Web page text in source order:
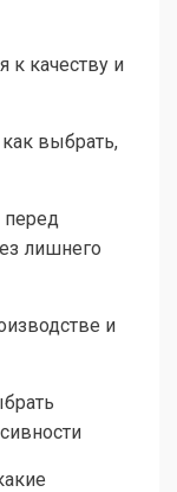
к качеству и
выбрать,
перед
лишнего
и